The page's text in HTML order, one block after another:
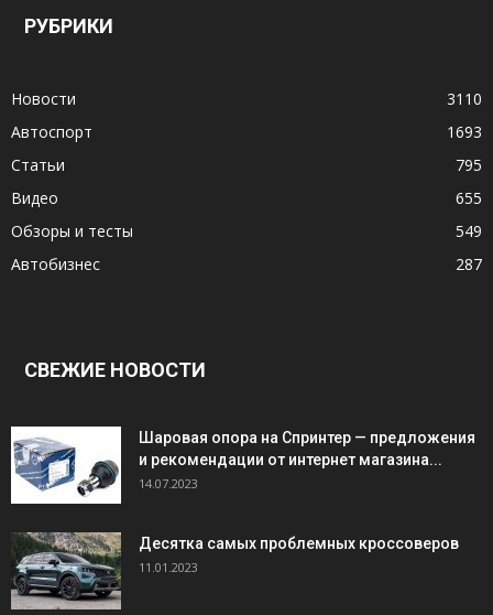
РУБРИКИ
Новости
3110
Автоспорт
1693
Статьи
795
Видео
655
Обзоры и тесты
549
Автобизнес
287
СВЕЖИЕ НОВОСТИ
Шаровая опора на Спринтер — предложения
и рекомендации от интернет магазина...
14.07.2023
Десятка самых проблемных кроссоверов
11.01.2023